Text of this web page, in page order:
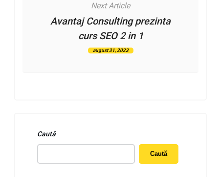
Next Article
Avantaj Consulting prezinta
curs SEO 2 in 1
august 31, 2023
Caută
Caută